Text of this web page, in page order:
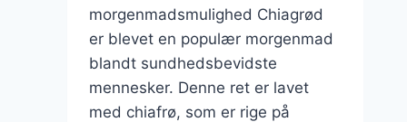
morgenmadsmulighed Chiagrød
er blevet en populær morgenmad
blandt sundhedsbevidste
mennesker. Denne ret er lavet
med chiafrø, som er rige på